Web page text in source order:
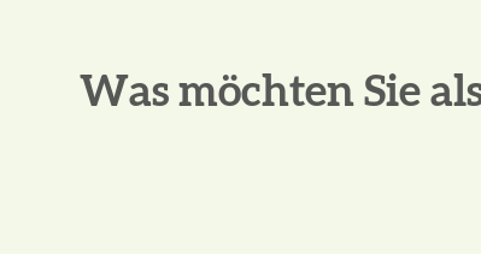
Was möchten Sie